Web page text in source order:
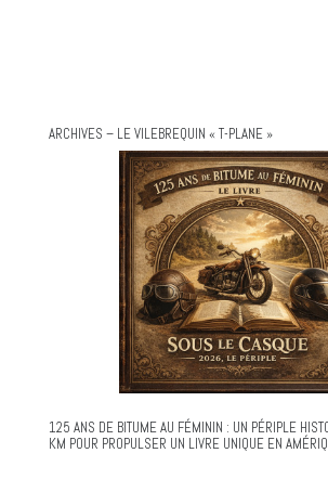
ARCHIVES – LE VILEBREQUIN « T-PLANE »
125 ANS DE BITUME AU FÉMININ : UN PÉRIPLE
KM POUR PROPULSER UN LIVRE UNIQUE EN